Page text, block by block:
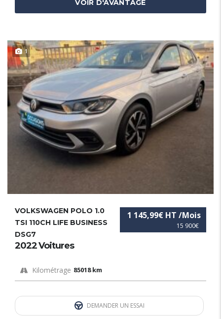
VOIR D'AVANTAGE
1
15 900€
1 145,99€ HT /Mois
VOLKSWAGEN POLO 1.0
TSI 110CH LIFE BUSINESS
DSG7
2022 Voitures
Kilométrage 85018 km
DEMANDER UN ESSAI